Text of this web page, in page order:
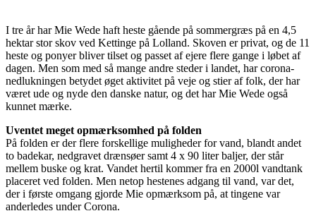
I tre år har Mie Wede haft heste gående på sommergræs på en 4,5
hektar stor skov ved Kettinge på Lolland. Skoven er privat, og de 11
heste og ponyer bliver tilset og passet af ejere flere gange i løbet af
dagen. Men som med så mange andre steder i landet, har corona-
nedlukningen betydet øget aktivitet på veje og stier af folk, der har
været ude og nyde den danske natur, og det har Mie Wede også
kunnet mærke.
Uventet meget opmærksomhed på folden
På folden er der flere forskellige muligheder for vand, blandt andet
to badekar, nedgravet drænsøer samt 4 x 90 liter baljer, der står
mellem buske og krat. Vandet hertil kommer fra en 2000l vandtank
placeret ved folden. Men netop hestenes adgang til vand, var det,
der i første omgang gjorde Mie opmærksom på, at tingene var
anderledes under Corona.